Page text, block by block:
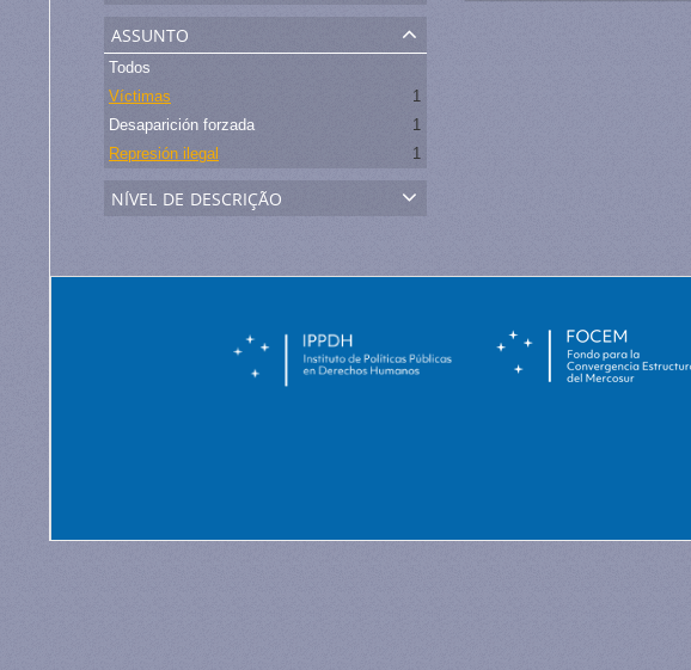
assunto
Todos
Víctimas
1
Desaparición forzada
1
Represión ilegal
1
nível de descrição